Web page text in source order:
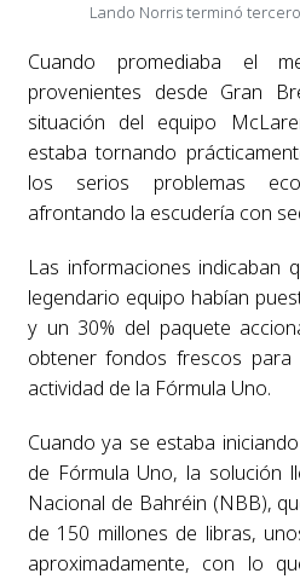
Lando Norris terminó tercero
Cuando promediaba el
provenientes desde Gran
situación del equipo
estaba tornando
los serios problemas
afrontando la escudería con
Las informaciones indicaban
legendario equipo habían
y un 30% del paquete
obtener fondos frescos
actividad de la Fórmula Uno.
Cuando ya se estaba
de Fórmula Uno, la solución
Nacional de Bahréin (NBB),
de 150 millones de libras,
aproximadamente, con lo